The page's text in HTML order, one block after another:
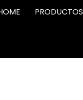
PRODUCTOS